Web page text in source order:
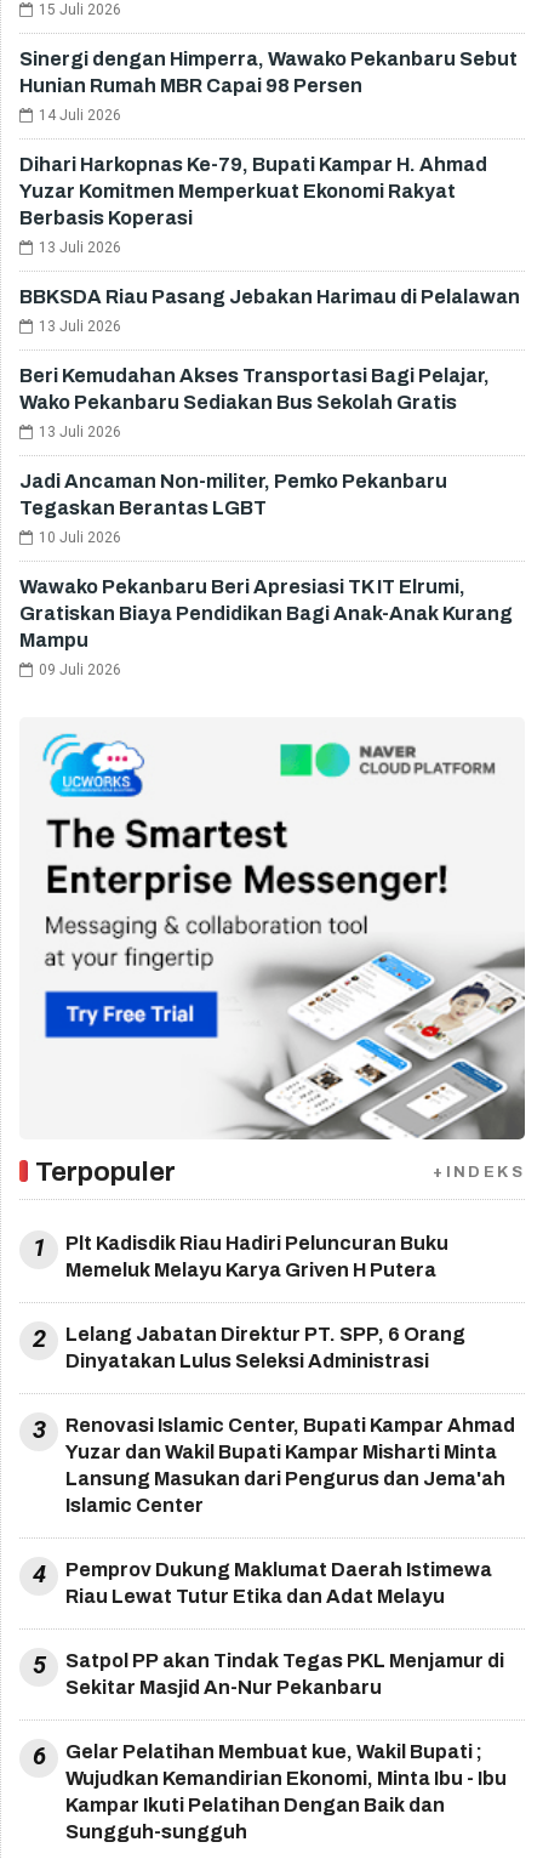
15 Juli 2026
Sinergi dengan Himperra, Wawako Pekanbaru Sebut
Hunian Rumah MBR Capai 98 Persen
14 Juli 2026
Dihari Harkopnas Ke-79, Bupati Kampar H. Ahmad
Yuzar Komitmen Memperkuat Ekonomi Rakyat
Berbasis Koperasi
13 Juli 2026
BBKSDA Riau Pasang Jebakan Harimau di Pelalawan
13 Juli 2026
Beri Kemudahan Akses Transportasi Bagi Pelajar,
Wako Pekanbaru Sediakan Bus Sekolah Gratis
13 Juli 2026
Jadi Ancaman Non-militer, Pemko Pekanbaru
Tegaskan Berantas LGBT
10 Juli 2026
Wawako Pekanbaru Beri Apresiasi TK IT Elrumi,
Gratiskan Biaya Pendidikan Bagi Anak-Anak Kurang
Mampu
09 Juli 2026
Terpopuler +INDEKS
1
Plt Kadisdik Riau Hadiri Peluncuran Buku
Memeluk Melayu Karya Griven H Putera
2
Lelang Jabatan Direktur PT. SPP, 6 Orang
Dinyatakan Lulus Seleksi Administrasi
3
Renovasi Islamic Center, Bupati Kampar Ahmad
Yuzar dan Wakil Bupati Kampar Misharti Minta
Lansung Masukan dari Pengurus dan Jema'ah
Islamic Center
4
Pemprov Dukung Maklumat Daerah Istimewa
Riau Lewat Tutur Etika dan Adat Melayu
5
Satpol PP akan Tindak Tegas PKL Menjamur di
Sekitar Masjid An-Nur Pekanbaru
6
Gelar Pelatihan Membuat kue, Wakil Bupati ;
Wujudkan Kemandirian Ekonomi, Minta Ibu - Ibu
Kampar Ikuti Pelatihan Dengan Baik dan
Sungguh-sungguh